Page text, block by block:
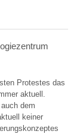
Protestes das
aktuell.
dem
keiner